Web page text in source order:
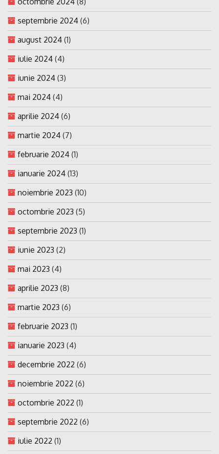
septembrie 2024 (6)
august 2024 (1)
iulie 2024 (4)
iunie 2024 (3)
mai 2024 (4)
aprilie 2024 (6)
martie 2024 (7)
februarie 2024 (1)
ianuarie 2024 (13)
noiembrie 2023 (10)
octombrie 2023 (5)
septembrie 2023 (1)
iunie 2023 (2)
mai 2023 (4)
aprilie 2023 (8)
martie 2023 (6)
februarie 2023 (1)
ianuarie 2023 (4)
decembrie 2022 (6)
noiembrie 2022 (6)
octombrie 2022 (1)
septembrie 2022 (6)
iulie 2022 (1)